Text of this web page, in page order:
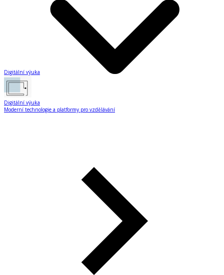
Digitální výuka
Digitální výuka
Moderní technologie a platformy pro vzdělávání